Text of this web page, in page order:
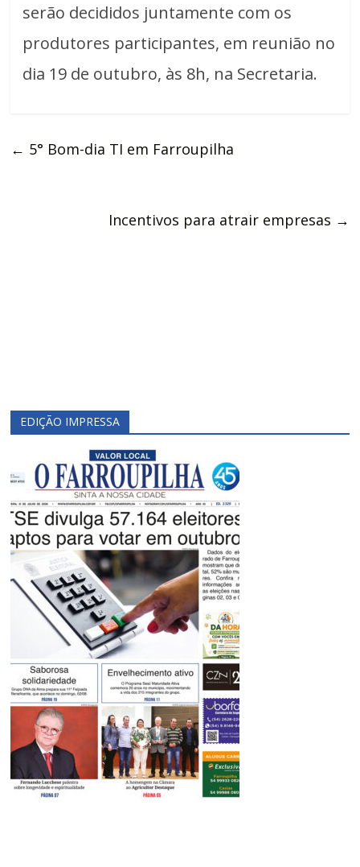
serão decididos juntamente com os
produtores participantes, em reunião no
dia 19 de outubro, às 8h, na Secretaria.
← 5° Bom-dia TI em Farroupilha
Incentivos para atrair empresas →
EDIÇÃO IMPRESSA